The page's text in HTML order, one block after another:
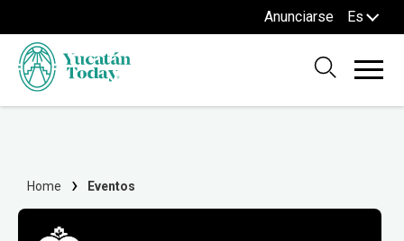
Anunciarse Es
Home Eventos